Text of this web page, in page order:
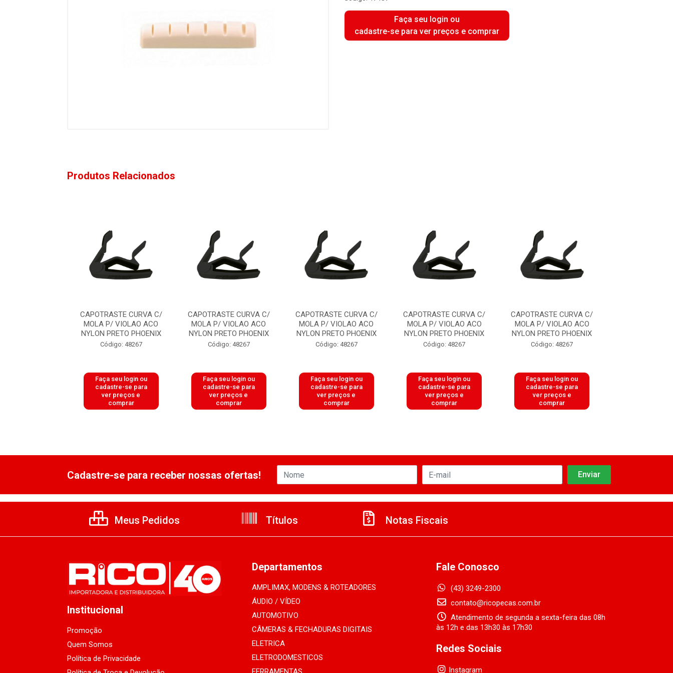
Faça seu login ou
cadastre-se para ver preços e comprar
Produtos Relacionados
CAPOTRASTE CURVA C/
MOLA P/ VIOLAO ACO
NYLON PRETO PHOENIX
Código: 48267
Faça seu login ou
cadastre-se para
ver preços e
comprar
CAPOTRASTE CURVA C/
MOLA P/ VIOLAO ACO
NYLON PRETO PHOENIX
Código: 48267
Faça seu login ou
cadastre-se para
ver preços e
comprar
CAPOTRASTE CURVA C/
MOLA P/ VIOLAO ACO
NYLON PRETO PHOENIX
Código: 48267
Faça seu login ou
cadastre-se para
ver preços e
comprar
CAPOTRASTE CURVA C/
MOLA P/ VIOLAO ACO
NYLON PRETO PHOENIX
Código: 48267
Faça seu login ou
cadastre-se para
ver preços e
comprar
CAPOTRASTE CURVA C/
MOLA P/ VIOLAO ACO
NYLON PRETO PHOENIX
Código: 48267
Faça seu login ou
cadastre-se para
ver preços e
comprar
Cadastre-se para receber nossas ofertas!
Meus Pedidos Títulos Notas Fiscais
Institucional
Promoção
Quem Somos
Política de Privacidade
Departamentos
AMPLIMAX, MODENS & ROTEADORES
ÁUDIO / VÍDEO
AUTOMOTIVO
CÂMERAS & FECHADURAS DIGITAIS
ELETRICA
ELETRODOMESTICOS
Fale Conosco
(43) 3249-2300
contato@ricopecas.com.br
Atendimento de segunda a sexta-feira das 08h
às 12h e das 13h30 às 17h30
Redes Sociais
Instagram